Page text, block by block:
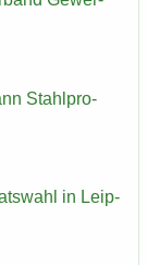
Stahl­pro­
in Leip­